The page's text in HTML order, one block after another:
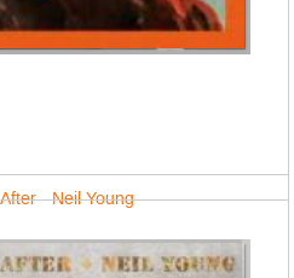
- Neil Young